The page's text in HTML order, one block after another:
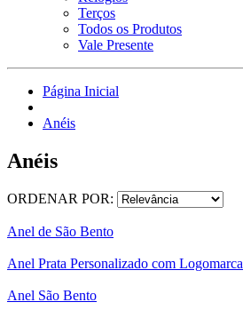
Terços
Todos os Produtos
Vale Presente
Página Inicial
Anéis
Anéis
ORDENAR POR:
Anel de São Bento
Anel Prata Personalizado com Logomarca
Anel São Bento